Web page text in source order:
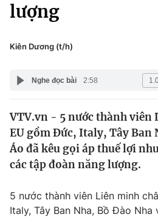
Xã hội
Pháp luật
Y tế
Thế giới
Tin tức
Thế giới đó đây
Câu chuyện quốc tế
Kinh tế
Thị trường
Dữ liệu và đời sống
Văn hóa - Giải trí
Y tế
Công nghệ
lượng
Kiên Dương (t/h)
Nghe đọc bài 2:58
VTV.vn - 5 nước thành viên
EU gồm Đức, Italy, Tây Ban
Áo đã kêu gọi áp thuế lợi
các tập đoàn năng lượng.
5 nước thành viên Liên minh
Italy, Tây Ban Nha, Bồ Đào